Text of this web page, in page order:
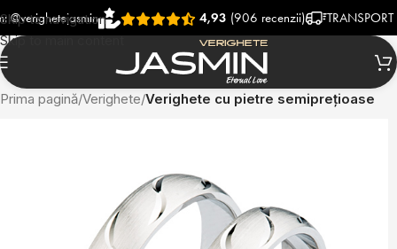
Skip to navigation
Skip to main content
4,93(906 recenzii) TRANSPORT
Prima pagină Verighete Verighete cu pietre semiprețioase